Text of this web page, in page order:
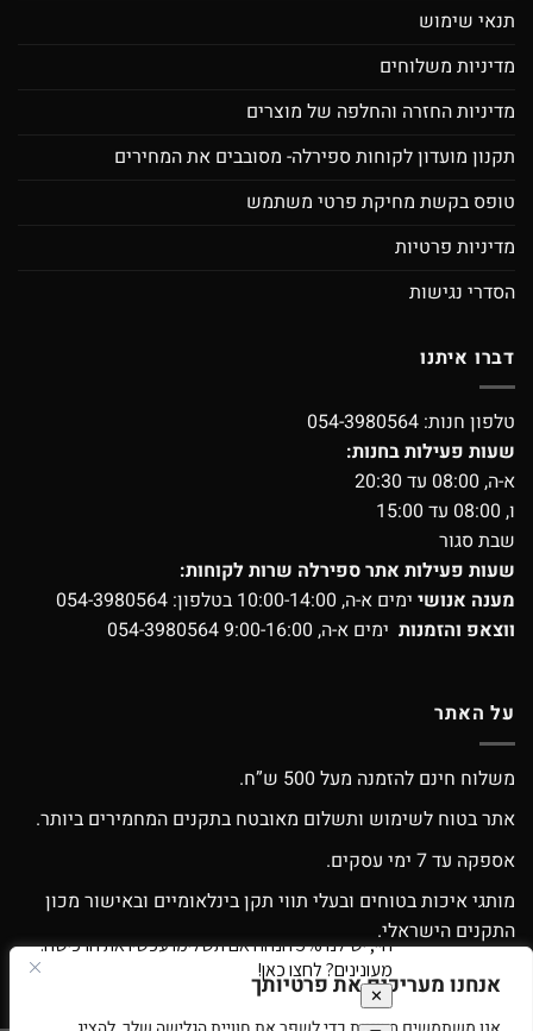
אנחנו מעריכים את פרטיותך
תנאי שימוש
מדיניות משלוחים
מדיניות החזרה והחלפה של מוצרים
תקנון מועדון לקוחות ספירלה- מסובבים את המחירים
טופס בקשת מחיקת פרטי משתמש
מדיניות פרטיות
הסדרי נגישות
דברו איתנו
טלפון חנות: 054-3980564
שעות פעילות בחנות:
א-ה, 08:00 עד 20:30
ו, 08:00 עד 15:00
שבת סגור
שעות פעילות אתר ספירלה שרות לקוחות:
מענה אנושי ימים א-ה, 10:00-14:00 בטלפון:
054-3980564
ווצאפ והזמנות ימים א-ה, 9:00-16:00 054-3980564
על האתר
משלוח חינם להזמנה מעל 500 ש”ח.
אתר בטוח לשימוש ותשלום מאובטח בתקנים המחמירים ביותר.
אספקה עד 7 ימי עסקים.
מותגי איכות בטוחים ובעלי תווי תקן בינלאומיים ובאישור מכון
התקנים הישראלי.
אפשרות החלפה / החזרה עפ”י התקנון.